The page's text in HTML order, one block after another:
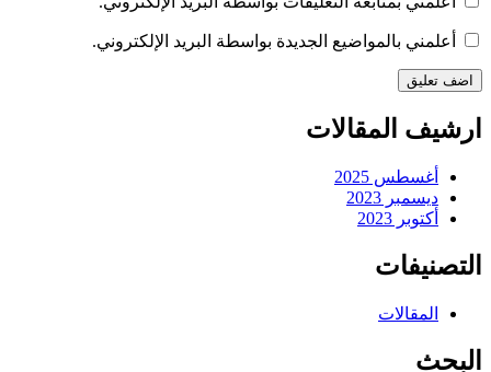
أعلمني بالمواضيع الجديدة بواسطة البريد الإلكتروني.
ارشيف المقالات
أغسطس 2025
ديسمبر 2023
أكتوبر 2023
التصنيفات
المقالات
البحث